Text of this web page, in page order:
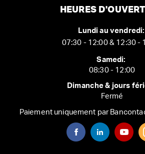
HEURES
Lundi au vendredi:
07:30 - 12:00 & 12:30 -
Samedi:
08:30 - 12:00
Dimanche & jours
Fermé
Paiement uniquement par